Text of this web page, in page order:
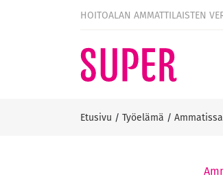
HOITOALAN AMMATTILAISTEN
Etusivu / Työelämä / Ammatissa